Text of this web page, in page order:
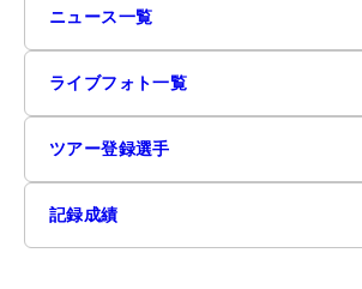
ニュース一覧
ライブフォト一覧
ツアー登録選手
記録成績